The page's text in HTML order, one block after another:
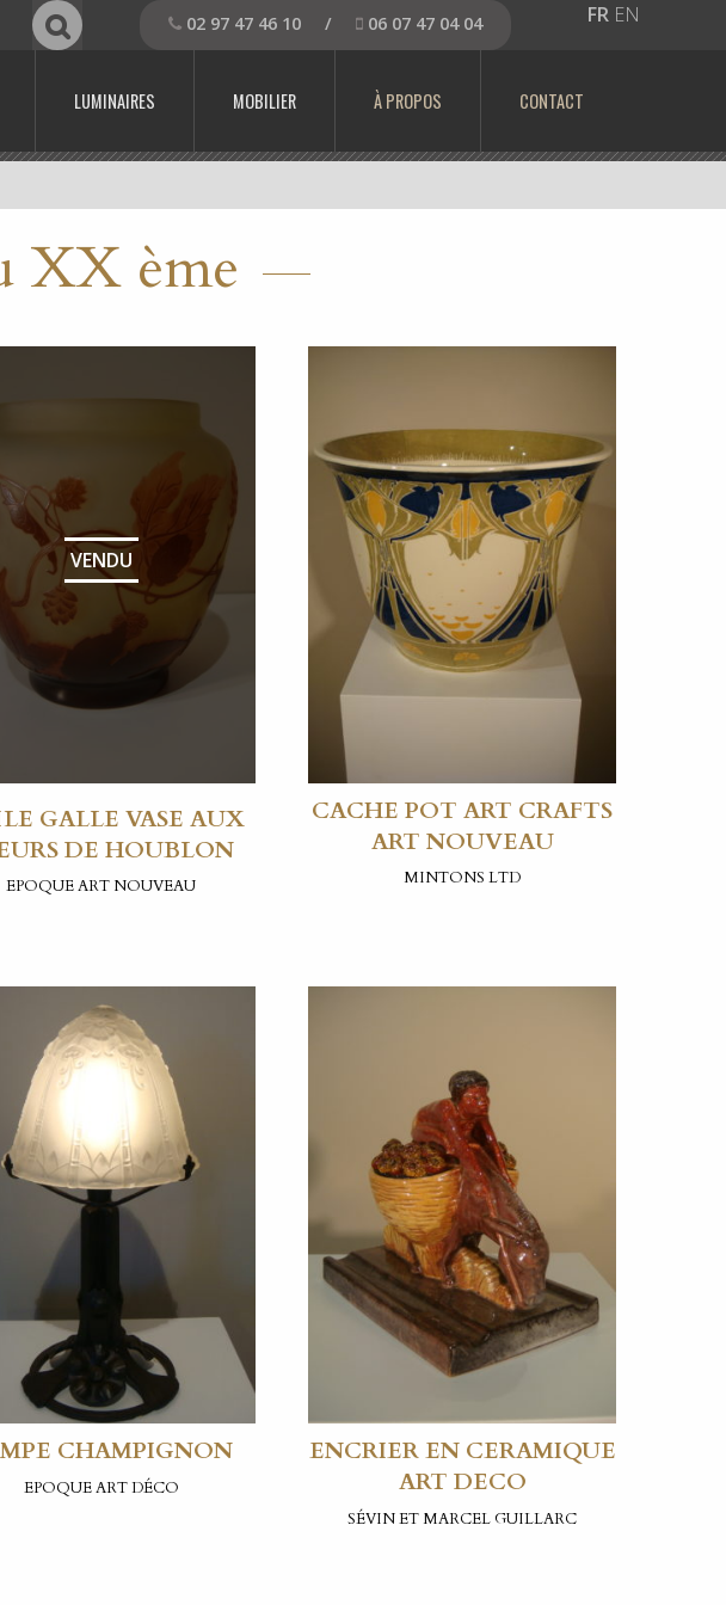
02 97 47 46 10 / 06 07 47 04 04 FR EN
LUMINAIRES MOBILIER À PROPOS CONTACT
XX ème
VENDU
GALLE VASE AUX
DE HOUBLON
EPOQUE ART NOUVEAU
CACHE POT ART CRAFTS
ART NOUVEAU
MINTONS LTD
CHAMPIGNON
EPOQUE ART DÉCO
ENCRIER EN CERAMIQUE
ART DECO
SÉVIN ET MARCEL GUILLARC